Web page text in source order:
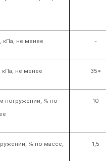
кПа, не менее -
кПа, не менее 35*
погружении, % по
10
% по массе,
1,5